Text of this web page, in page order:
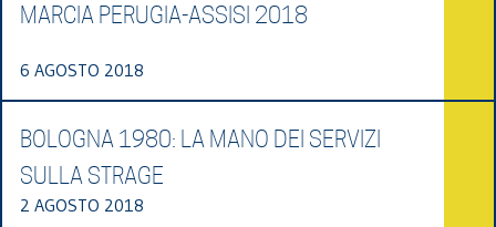
MARCIA PERUGIA-ASSISI 2018
6 AGOSTO 2018
BOLOGNA 1980: LA MANO DEI SERVIZI
SULLA STRAGE
2 AGOSTO 2018